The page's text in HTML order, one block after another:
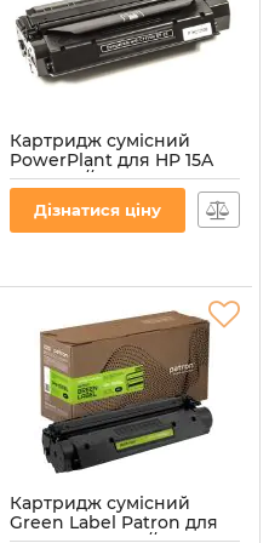
Картридж сумісний
PowerPlant для HP 15A
(C7115A) // Canon EP-25
Black
Артикул:
Дізнатися ціну
Картридж сумісний
Green Label Patron для